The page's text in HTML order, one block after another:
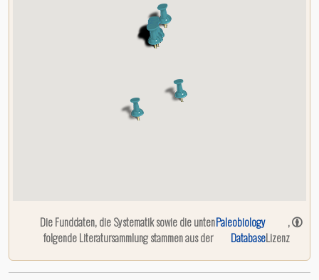
Die Funddaten, die Systematik sowie die unten
folgende Literatursammlung stammen aus der
Paleobiology
Database
,
Lizenz